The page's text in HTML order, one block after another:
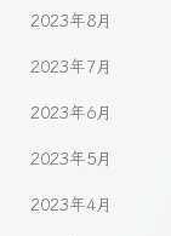
2023年8月
2023年7月
2023年6月
2023年5月
2023年4月